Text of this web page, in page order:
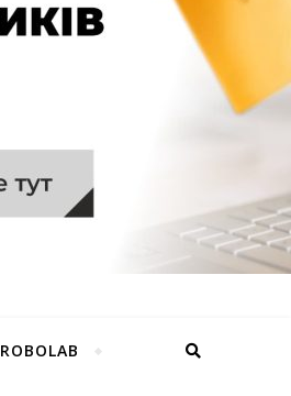
ROBOLAB